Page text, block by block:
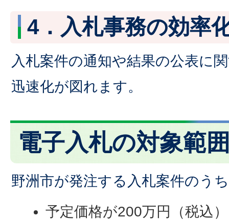
4．入札事務の効率
入札案件の通知や結果の公表に
迅速化が図れます。
電子入札の対象範
野洲市が発注する入札案件のう
予定価格が200万円（税込